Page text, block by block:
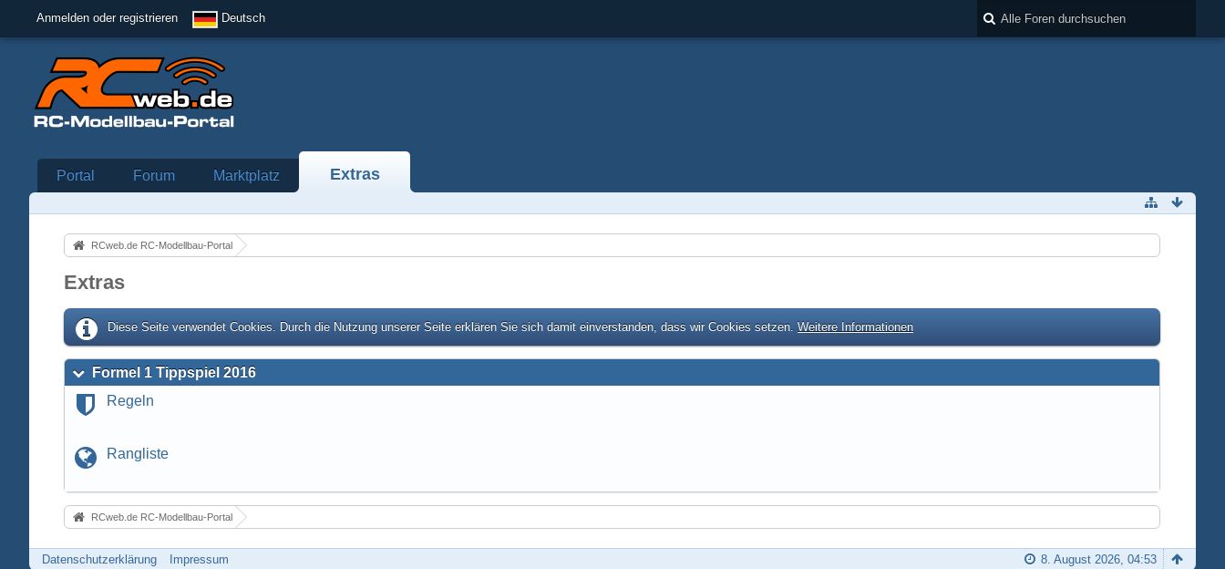
Anmelden oder registrieren Deutsch
Portal Forum Marktplatz Extras
RCweb.de RC-Modellbau-Portal
Extras
Diese Seite verwendet Cookies. Durch die Nutzung unserer Seite erklären Sie sich damit einverstanden, dass wir Cookies setzen. Weitere Informationen
Formel 1 Tippspiel 2016
Regeln
Rangliste
RCweb.de RC-Modellbau-Portal
Datenschutzerklärung Impressum 8. August 2026, 04:53